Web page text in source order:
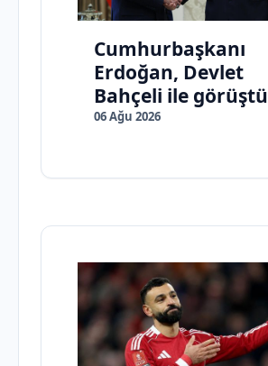
Cumhurbaşkanı
Erdoğan, Devlet
Bahçeli ile görüştü
06 Ağu 2026